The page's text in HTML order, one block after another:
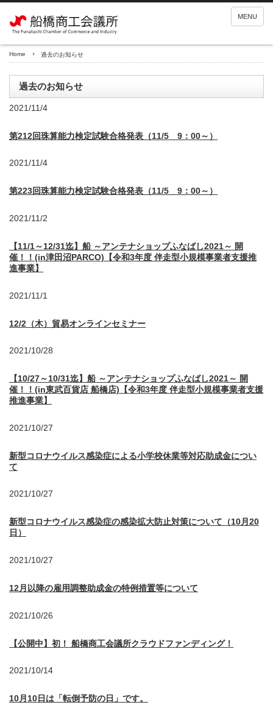
MENU
Home 過去のお知らせ
過去のお知らせ
2021/11/4
第212回珠算能力検定試験合格発表（11/5 9：00～）
2021/11/4
第223回珠算能力検定試験合格発表（11/5 9：00～）
2021/11/2
【11/1～12/31迄】船 ～アンテナショップふなばし2021～ 開
催！！(in津田沼PARCO)【令和3年度 伴走型小規模事業者支援推
進事業】
2021/11/1
12/2（木）貿易オンラインセミナー
2021/10/28
【10/27～10/31迄】船 ～アンテナショップふなばし2021～ 開
催！！(in東武百貨店 船橋店)【令和3年度 伴走型小規模事業者支援
推進事業】
2021/10/27
新型コロナウイルス感染症による小学校休業等対応助成金につい
て
2021/10/27
新型コロナウイルス感染症の感染拡大防止対策について（10月20
日）
2021/10/27
12月以降の雇用調整助成金の特例措置等について
2021/10/26
【公開中】初！ 船橋商工会議所クラウドファンディング！
2021/10/14
10月10日は「転倒予防の日」です。